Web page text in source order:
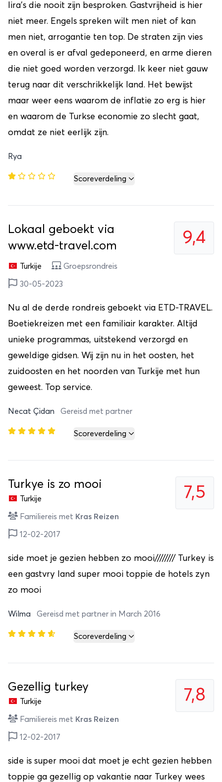
lira’s die nooit zijn besproken. Gastvrijheid is hier
niet meer. Engels spreken wilt men niet of kan
men niet, arrogantie ten top. De straten zijn vies
en overal is er afval gedeponeerd, en arme dieren
die niet goed worden verzorgd. Ik keer niet gauw
terug naar dit verschrikkelijk land. Het bewijst
maar weer eens waarom de inflatie zo erg is hier
en waarom de Turkse economie zo slecht gaat,
omdat ze niet eerlijk zijn.
Rya
Scoreverdeling
9,4
Lokaal geboekt via
www.etd-travel.com
Turkije Groepsrondreis
30-05-2023
Nu al de derde rondreis geboekt via ETD-TRAVEL.
Boetiekreizen met een familiair karakter. Altijd
unieke programmas, uitstekend verzorgd en
geweldige gidsen. Wij zijn nu in het oosten, het
zuidoosten en het noorden van Turkije met hun
geweest. Top service.
Necat Çidan Gereisd met partner
Scoreverdeling
7,5
Turkye is zo mooi
Turkije
Familiereis met Kras Reizen
12-02-2017
side moet je gezien hebben zo mooi//////// Turkey is
een gastvry land super mooi toppie de hotels zyn
zo mooi
Wilma Gereisd met partner in March 2016
Scoreverdeling
7,8
Gezellig turkey
Turkije
Familiereis met Kras Reizen
12-02-2017
side is super mooi dat moet je echt gezien hebben
toppie ga gezellig op vakantie naar Turkey wees